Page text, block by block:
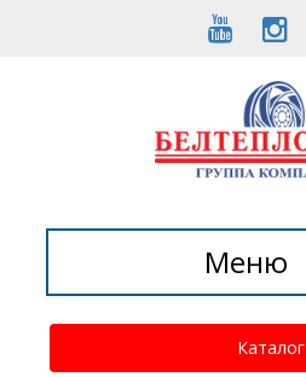
Toggle
navigation
Меню
Каталог